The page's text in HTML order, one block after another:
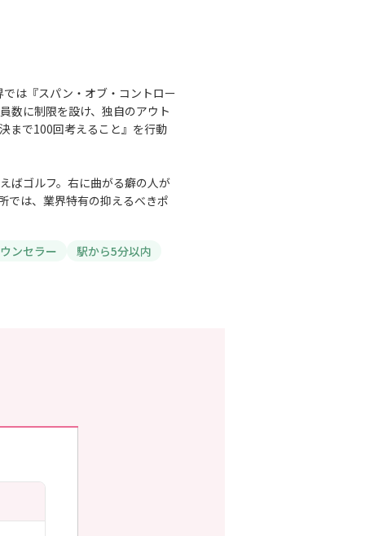
は『スパン・オブ・コントロー
数に制限を設け、独自のアウト
まで100回考えること』を行動
ばゴルフ。右に曲がる癖の人が
では、業界特有の抑えるべきポ
ンセラー 駅から5分以内